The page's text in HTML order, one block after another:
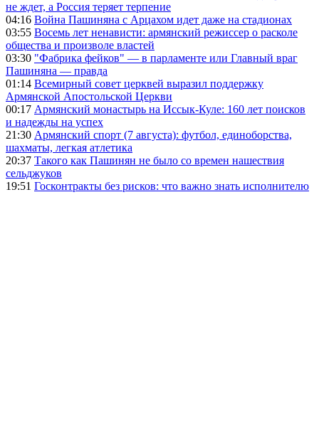
не ждет, а Россия теряет терпение
04:16 Война Пашиняна с Арцахом идет даже на стадионах
03:55 Восемь лет ненависти: армянский режиссер о расколе
общества и произволе властей
03:30 "Фабрика фейков" — в парламенте или Главный враг
Пашиняна — правда
01:14 Всемирный совет церквей выразил поддержку
Армянской Апостольской Церкви
00:17 Армянский монастырь на Иссык-Куле: 160 лет поисков
и надежды на успех
21:30 Армянский спорт (7 августа): футбол, единоборства,
шахматы, легкая атлетика
20:37 Такого как Пашинян не было со времен нашествия
сельджуков
19:51 Госконтракты без рисков: что важно знать исполнителю